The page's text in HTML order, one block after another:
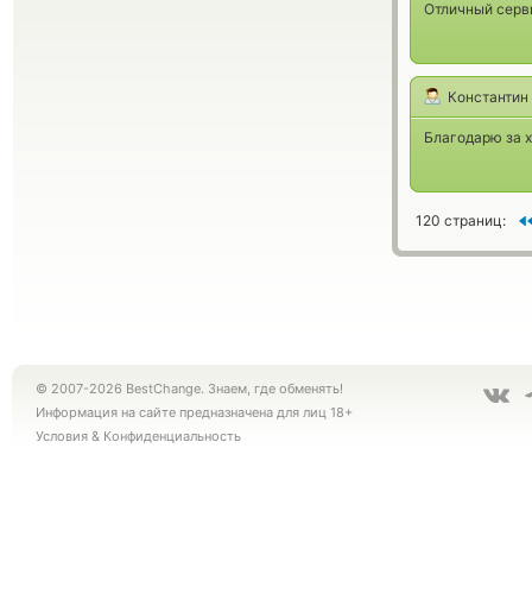
Отличный
Константин
Благодарю за
120 страниц:
© 2007-2026 BestChange. Знаем, где обменять!
Информация на сайте предназначена для лиц 18+
Условия & Конфиденциальность